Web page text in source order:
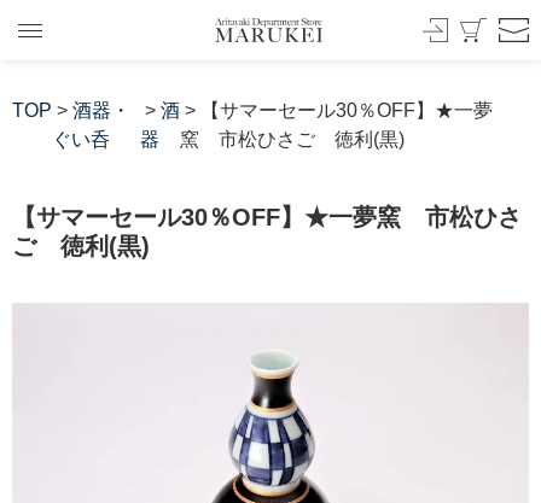
TOP > 酒器・
ぐい呑
>酒
器
> 【サマーセール30％OFF】★一夢
窯 市松ひさご 徳利(黒)
【サマーセール30％OFF】★一夢窯 市松ひさ
ご 徳利(黒)